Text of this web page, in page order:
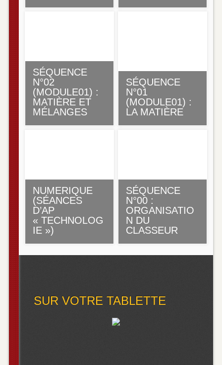
SÉQUENCE
N°02
(MODULE01) :
MATIÈRE ET
MÉLANGES
SÉQUENCE
N°01
(MODULE01) :
LA MATIÈRE
NUMERIQUE
(SÉANCES
D’AP
« TECHNOLOG
IE »)
SÉQUENCE
N°00 :
ORGANISATIO
N DU
CLASSEUR
SUR VOTRE TABLETTE